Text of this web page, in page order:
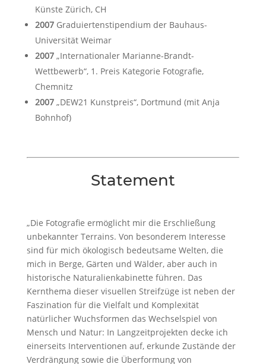
Künste Zürich, CH
2007Graduiertenstipendium der Bauhaus-
Universität Weimar
2007„Internationaler Marianne-Brandt-
Wettbewerb“, 1. Preis Kategorie Fotografie,
Chemnitz
2007„DEW21 Kunstpreis“, Dortmund (mit Anja
Bohnhof)
Statement
„Die Fotografie ermöglicht mir die Erschließung
unbekannter Terrains. Von besonderem Interesse
sind für mich ökologisch bedeutsame Welten, die
mich in Berge, Gärten und Wälder, aber auch in
historische Naturalienkabinette führen. Das
Kernthema dieser visuellen Streifzüge ist neben der
Faszination für die Vielfalt und Komplexität
natürlicher Wuchsformen das Wechselspiel von
Mensch und Natur: In Langzeitprojekten decke ich
einerseits Interventionen auf, erkunde Zustände der
Verdrängung sowie die Überformung von